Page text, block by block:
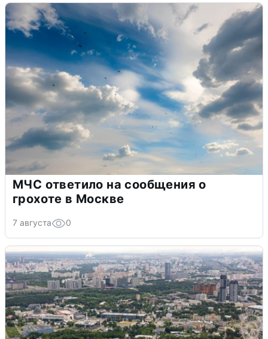
МЧС ответило на сообщения о
грохоте в Москве
7 августа 0